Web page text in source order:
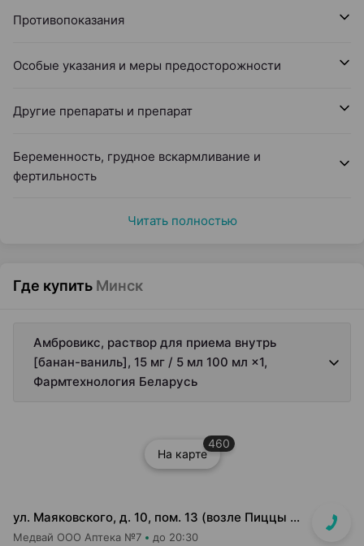
Противопоказания
Особые указания и меры предосторожности
Другие препараты и препарат
Беременность, грудное вскармливание и
фертильность
Читать полностью
Где купить Минск
Амбровикс, раствор для приема внутрь
[банан-ваниль], 15 мг / 5 мл 100 мл ×1,
Фармтехнология Беларусь
На карте
460
ул. Маяковского, д. 10, пом. 13 (возле Пиццы Мании)
Медвай ООО Аптека №7 до 20:30